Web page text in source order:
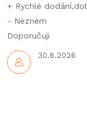
p
i
s
30.6.2026
+ Rychlé
- Nezném
Doporučuji